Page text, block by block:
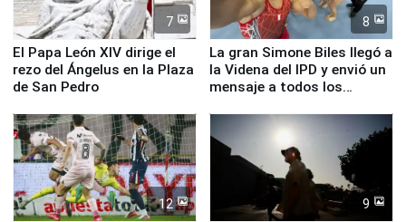
7
El Papa León XIV dirige el
rezo del Ángelus en la Plaza
de San Pedro
8
La gran Simone Biles llegó a
la Videna del IPD y envió un
mensaje a todos los
12 9